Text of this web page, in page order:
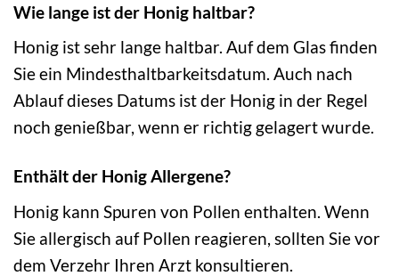
Wie lange ist der Honig haltbar?
Honig ist sehr lange haltbar. Auf dem Glas finden
Sie ein Mindesthaltbarkeitsdatum. Auch nach
Ablauf dieses Datums ist der Honig in der Regel
noch genießbar, wenn er richtig gelagert wurde.
Enthält der Honig Allergene?
Honig kann Spuren von Pollen enthalten. Wenn
Sie allergisch auf Pollen reagieren, sollten Sie vor
dem Verzehr Ihren Arzt konsultieren.